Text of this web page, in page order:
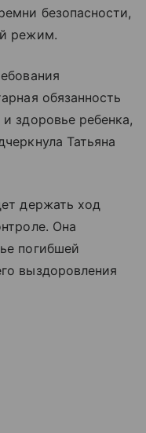
безопасности,
режим.
обязанность
здоровье ребенка,
Татьяна
держать ход
Она
погибшей
выздоровления